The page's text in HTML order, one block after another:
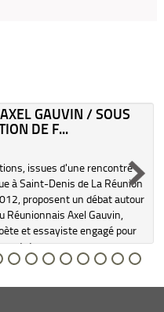
GAUVIN / SOUS
DE F...
issues d'une rencontre
à Saint-Denis de La Réunion
proposent un débat autour
Réunionnais Axel Gauvin,
et essayiste engagé pour
de...